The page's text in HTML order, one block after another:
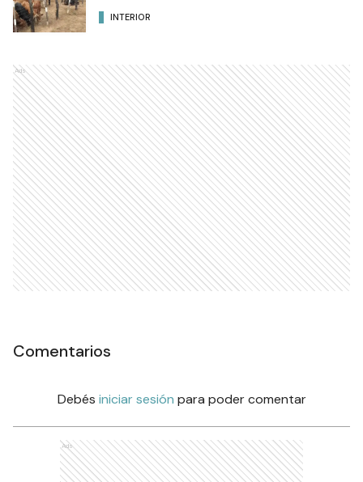
INTERIOR
Ads
Comentarios
Debés iniciar sesión para poder comentar
Ads